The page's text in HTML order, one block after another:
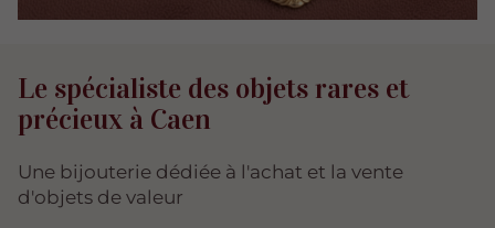
Le spécialiste des objets rares et
précieux à Caen
Une bijouterie dédiée à l'achat et la vente
d'objets de valeur